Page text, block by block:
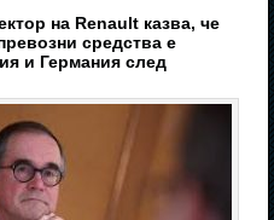
на Renault казва, че
средства е
и Германия след